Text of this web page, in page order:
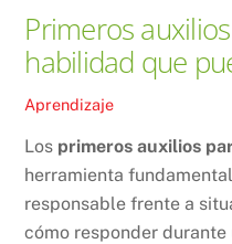
Primeros
habilidad que
Aprendizaje
Los primeros auxilios
herramienta
responsable frente a
cómo responder